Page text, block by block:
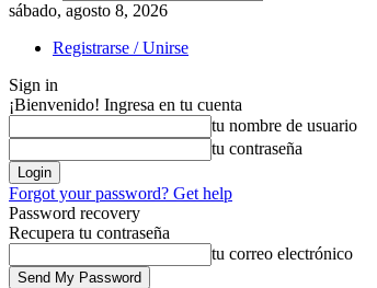
sábado, agosto 8, 2026
Registrarse / Unirse
Sign in
¡Bienvenido! Ingresa en tu cuenta
tu nombre de usuario
tu contraseña
Forgot your password? Get help
Password recovery
Recupera tu contraseña
tu correo electrónico